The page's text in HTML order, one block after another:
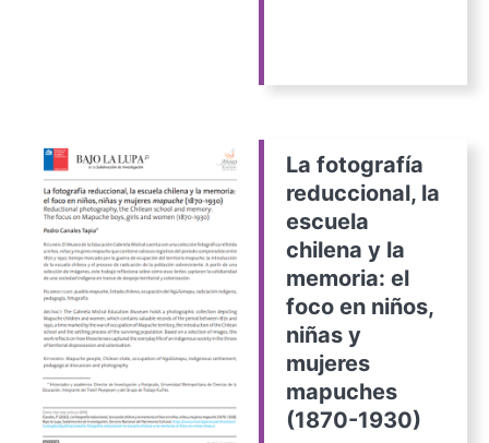
La fotografía
reduccional, la
escuela
chilena y la
memoria: el
foco en niños,
niñas y
mujeres
mapuches
(1870-1930)